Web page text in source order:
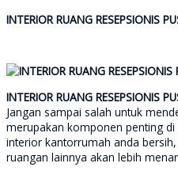
INTERIOR RUANG RESEPSIONIS
INTERIOR RUANG RESEPSIONIS
Jangan sampai salah untuk
merupakan komponen penting
interior kantorrumah anda
ruangan lainnya akan lebih